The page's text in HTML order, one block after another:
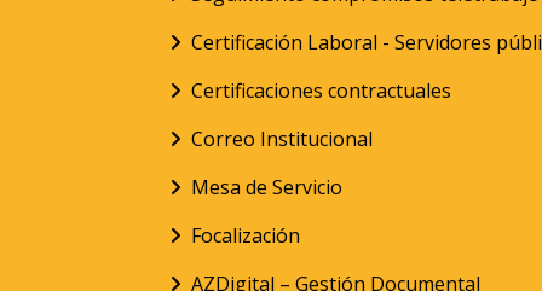
Certificación Laboral - Servidores
Certificaciones contractuales
Correo Institucional
Mesa de Servicio
Focalización
AZDigital – Gestión Documental